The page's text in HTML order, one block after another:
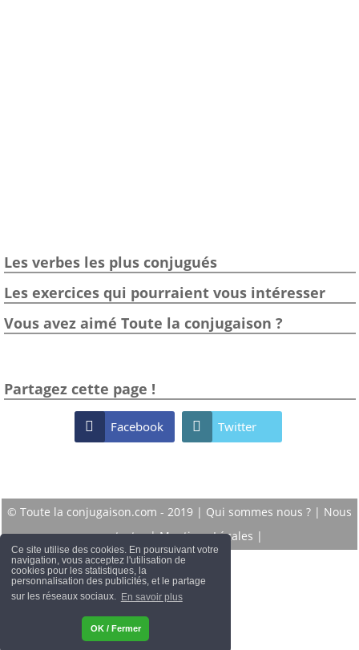
Ce site utilise des cookies. En poursuivant votre
navigation, vous acceptez l'utilisation de
cookies pour les statistiques, la
personnalisation des publicités, et le partage
sur les réseaux sociaux. En savoir plus
OK / Fermer
Les verbes les plus conjugués
Les exercices qui pourraient vous intéresser
Vous avez aimé Toute la conjugaison ?
Partagez cette page !
 Facebook  Twitter
© Toute la conjugaison.com - 2019 | Qui sommes nous ? | Nous
contacter|Mentions Légales |